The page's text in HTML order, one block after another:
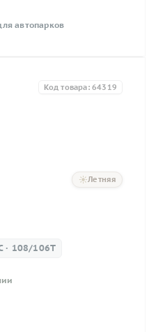
автопарков
Летняя
Код товара: 64319
· 108/106T